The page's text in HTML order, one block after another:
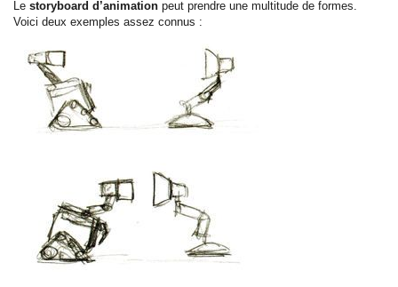
Le storyboard d’animation peut prendre une multitude de formes.
Voici deux exemples assez connus :